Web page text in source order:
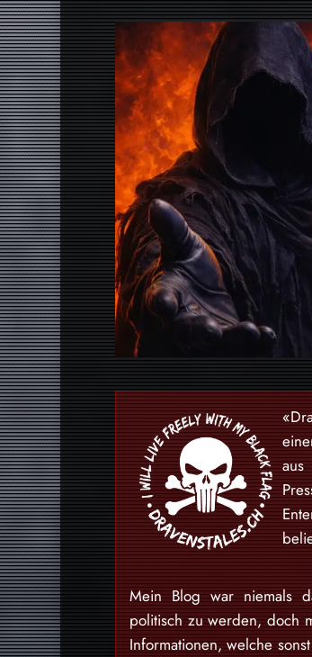
aus
Mein Blog war niemals
politisch zu werden, doch
Informationen, welche